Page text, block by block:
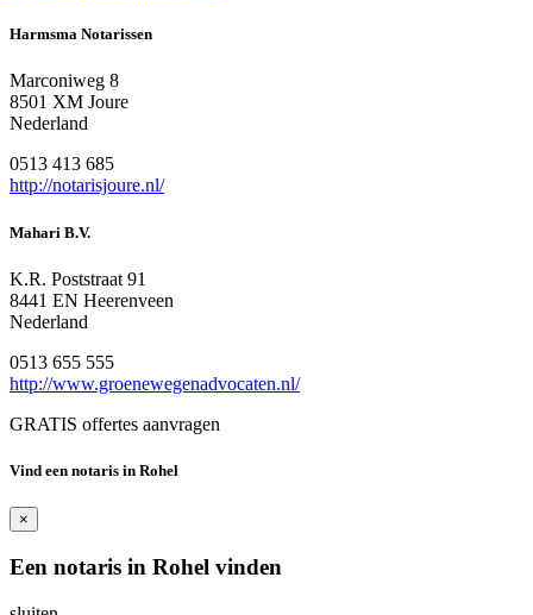
Harmsma Notarissen
Marconiweg 8
8501 XM Joure
Nederland
0513 413 685
http://notarisjoure.nl/
Mahari B.V.
K.R. Poststraat 91
8441 EN Heerenveen
Nederland
0513 655 555
http://www.groenewegenadvocaten.nl/
GRATIS offertes aanvragen
Vind een notaris in Rohel
×
Een notaris in Rohel vinden